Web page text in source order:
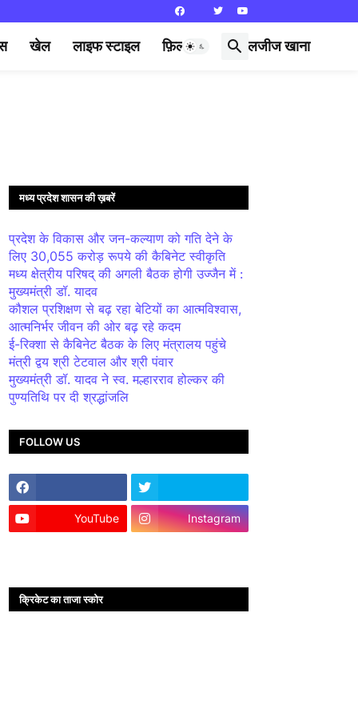
खेल लाइफ स्टाइल फ़िल्मी दुनिया लजीज खाना
मध्य प्रदेश शासन की ख़बरें
प्रदेश के विकास और जन-कल्याण को गति देने के
लिए 30,055 करोड़ रूपये की कैबिनेट स्वीकृति
मध्य क्षेत्रीय परिषद् की अगली बैठक होगी उज्जैन में :
मुख्यमंत्री डॉ. यादव
कौशल प्रशिक्षण से बढ़ रहा बेटियों का आत्मविश्वास,
आत्मनिर्भर जीवन की ओर बढ़ रहे कदम
ई-रिक्शा से कैबिनेट बैठक के लिए मंत्रालय पहुंचे
मंत्री द्वय श्री टेटवाल और श्री पंवार
मुख्यमंत्री डॉ. यादव ने स्व. मल्हारराव होल्कर की
पुण्यतिथि पर दी श्रद्धांजलि
FOLLOW US
YouTube Instagram
क्रिकेट का ताजा स्कोर